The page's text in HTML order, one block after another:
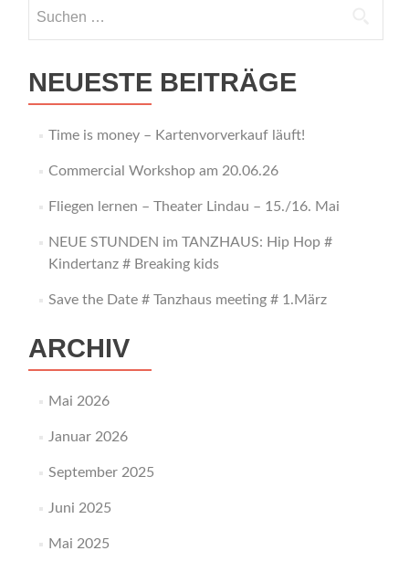
nach:
NEUESTE BEITRÄGE
Time is money – Kartenvorverkauf läuft!
Commercial Workshop am 20.06.26
Fliegen lernen – Theater Lindau – 15./16. Mai
NEUE STUNDEN im TANZHAUS: Hip Hop #
Kindertanz # Breaking kids
Save the Date # Tanzhaus meeting # 1.März
ARCHIV
Mai 2026
Januar 2026
September 2025
Juni 2025
Mai 2025